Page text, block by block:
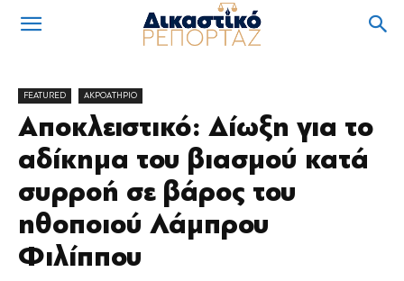
FEATURED ΑΚΡΟΑΤΗΡΙΟ
Αποκλειστικό: Δίωξη για το
αδίκημα του βιασμού κατά
συρροή σε βάρος του
ηθοποιού Λάμπρου
Φιλίππου